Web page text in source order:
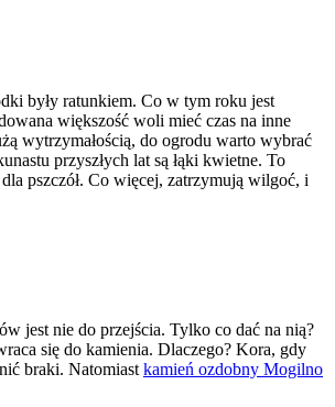
były ratunkiem. Co w tym roku jest
większość woli mieć czas na inne
wytrzymałością, do ogrodu warto wybrać
przyszłych lat są łąki kwietne. To
pszczół. Co więcej, zatrzymują wilgoć, i
jest nie do przejścia. Tylko co dać na nią?
się do kamienia. Dlaczego? Kora, gdy
braki. Natomiast kamień ozdobny Mogilno